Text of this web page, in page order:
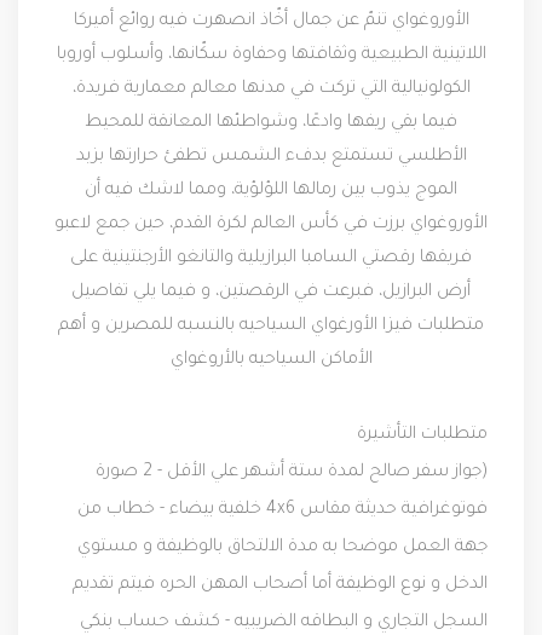
الأوروغواي تنمّ عن جمال أخّاذ انصهرت فيه روائع أميركا
اللاتينية الطبيعية وثقافتها وحفاوة سكّانها، وأسلوب أوروبا
الكولونيالية التي تركت في مدنها معالم معمارية فريدة،
فيما بقي ريفها وادعًا، وشواطئها المعانقة للمحيط
الأطلسي تستمتع بدفء الشمس تطفئ حرارتها بزبد
الموج يذوب بين رمالها اللؤلؤية، ومما لاشك فيه أن
الأوروغواي برزت في كأس العالم لكرة القدم، حين جمع لاعبو
فريقها رقصتي السامبا البرازيلية والتانغو الأرجنتينية على
أرض البرازيل، فبرعت في الرقصتين، و فيما يلي تفاصيل
متطلبات فيزا الأورغواي السياحيه بالنسبه للمصرين و أهم
الأماكن السياحيه بالأروغواي
متطلبات التأشيرة
(جواز سفر صالح لمدة ستة أشهر علي الأقل - 2 صورة
فوتوغرافية حديثة مقاس 4x6 خلفية بيضاء - خطاب من
جهة العمل موضحا به مدة الالتحاق بالوظيفة و مستوي
الدخل و نوع الوظيفة أما أصحاب المهن الحره فيتم تقديم
السجل التجاري و البطاقه الضريبيه - كشف حساب بنكي